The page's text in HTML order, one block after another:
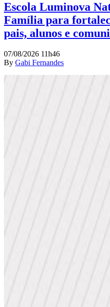
Escola Luminova
Família para
pais, alunos e
07/08/2026 11h46
By Gabi Fernandes